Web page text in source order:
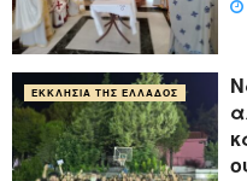
ΕΚΚΛΗΣΊΑ ΤΗΣ ΕΛΛΆΔΟΣ